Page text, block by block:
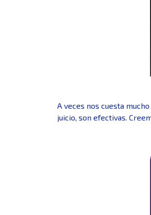
A veces nos cuesta
juicio, son efectivas.